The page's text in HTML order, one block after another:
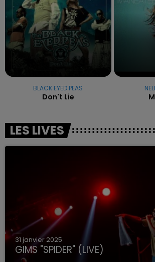
BLACK EYED PEAS
Don't Lie
LES LIVES
31 janvier 2025
GIMS "SPIDER" (LIVE)